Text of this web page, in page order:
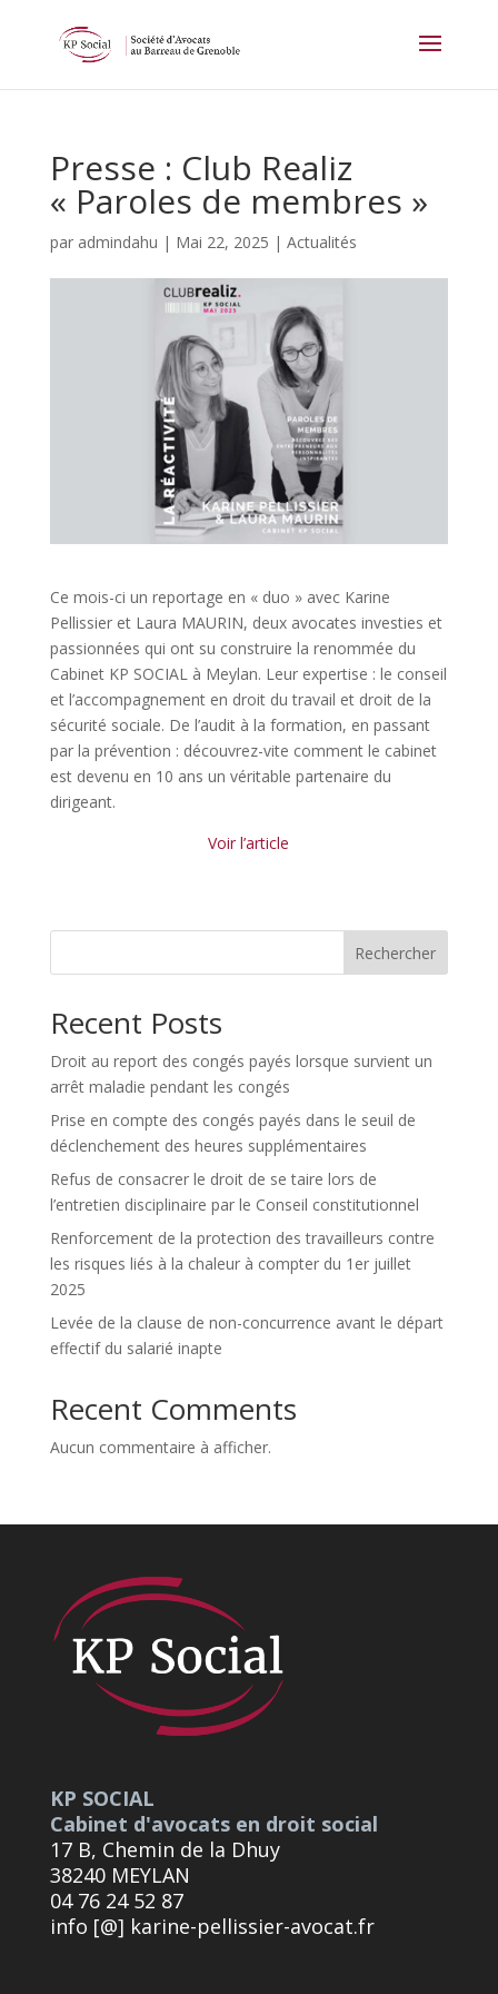
Presse : Club Realiz
« Paroles de membres »
par admindahu | Mai 22, 2025 | Actualités
Ce mois-ci un reportage en « duo » avec Karine
Pellissier et Laura MAURIN, deux avocates investies et
passionnées qui ont su construire la renommée du
Cabinet KP SOCIAL à Meylan. Leur expertise : le conseil
et l’accompagnement en droit du travail et droit de la
sécurité sociale. De l’audit à la formation, en passant
par la prévention : découvrez-vite comment le cabinet
est devenu en 10 ans un véritable partenaire du
dirigeant.
Voir l’article
Rechercher
Recent Posts
Droit au report des congés payés lorsque survient un
arrêt maladie pendant les congés
Prise en compte des congés payés dans le seuil de
déclenchement des heures supplémentaires
Refus de consacrer le droit de se taire lors de
l’entretien disciplinaire par le Conseil constitutionnel
Renforcement de la protection des travailleurs contre
les risques liés à la chaleur à compter du 1er juillet
2025
Levée de la clause de non-concurrence avant le départ
effectif du salarié inapte
Recent Comments
Aucun commentaire à afficher.
KP SOCIAL
Cabinet d'avocats en droit social
17 B, Chemin de la Dhuy
38240 MEYLAN
04 76 24 52 87
info [@] karine-pellissier-avocat.fr